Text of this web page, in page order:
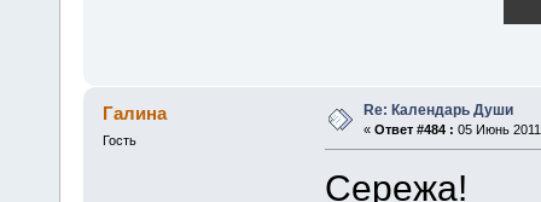
Галина
Гость
Re: Календарь Души
« Ответ #484 : 05 Июнь
Сережа!